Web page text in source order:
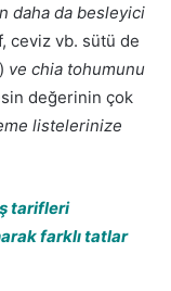
daha da besleyici
ceviz vb. sütü de
ve chia tohumunu
değerinin çok
listelerinize
tarifleri
farklı tatlar